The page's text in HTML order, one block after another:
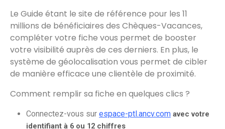
Le Guide étant le site de référence pour les 11
millions de bénéficiaires des Chèques-Vacances,
compléter votre fiche vous permet de booster
votre visibilité auprès de ces derniers. En plus, le
système de géolocalisation vous permet de cibler
de manière efficace une clientèle de proximité.
Comment remplir sa fiche en quelques clics ?
Connectez-vous sur espace-ptl.ancv.com avec votre
identifiant à 6 ou 12 chiffres